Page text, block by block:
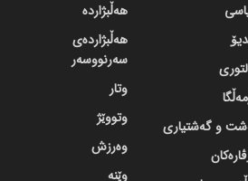
و گه‌شتیاری
هەڵبژاردە
هەڵبژاردەی
سەرنووسەر
وتار
وتووێژ
وەرزش
وێنە